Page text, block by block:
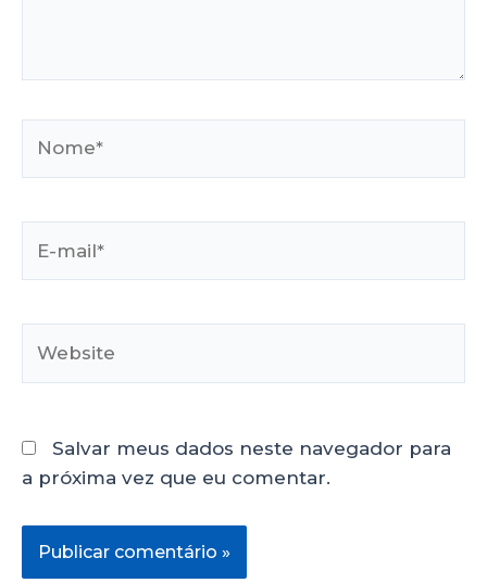
Salvar meus dados neste navegador para
a próxima vez que eu comentar.